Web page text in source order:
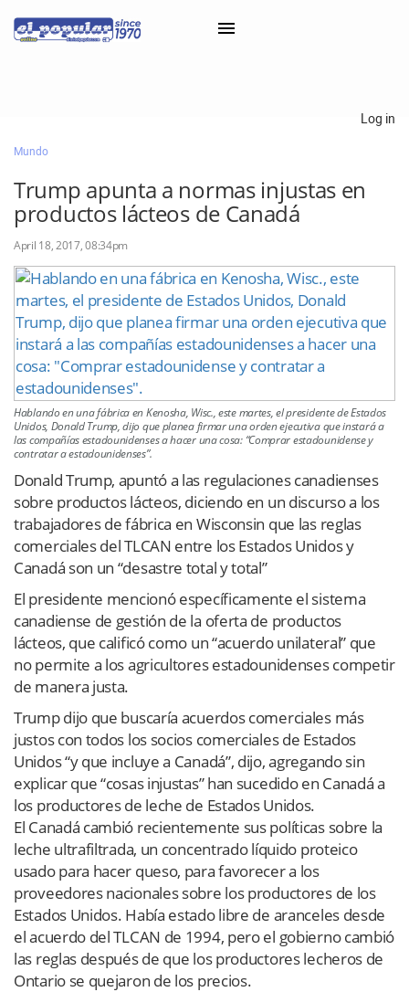
Classifieds
Categorías
Iniciar sesión con Clascal
×
Log in
Mundo
Trump apunta a normas injustas en
productos lácteos de Canadá
April 18, 2017, 08:34pm
Hablando en una fábrica en Kenosha, Wisc., este martes, el presidente de Estados
Unidos, Donald Trump, dijo que planea firmar una orden ejecutiva que instará a
las compañías estadounidenses a hacer una cosa: “Comprar estadounidense y
contratar a estadounidenses”.
Donald Trump, apuntó a las regulaciones canadienses
sobre productos lácteos, diciendo en un discurso a los
trabajadores de fábrica en Wisconsin que las reglas
comerciales del TLCAN entre los Estados Unidos y
Canadá son un “desastre total y total”
El presidente mencionó específicamente el sistema
canadiense de gestión de la oferta de productos
lácteos, que calificó como un “acuerdo unilateral” que
no permite a los agricultores estadounidenses competir
de manera justa.
Trump dijo que buscaría acuerdos comerciales más
justos con todos los socios comerciales de Estados
Unidos “y que incluye a Canadá”, dijo, agregando sin
explicar que “cosas injustas” han sucedido en Canadá a
los productores de leche de Estados Unidos.
El Canadá cambió recientemente sus políticas sobre la
leche ultrafiltrada, un concentrado líquido proteico
usado para hacer queso, para favorecer a los
proveedores nacionales sobre los productores de los
Estados Unidos. Había estado libre de aranceles desde
el acuerdo del TLCAN de 1994, pero el gobierno cambió
las reglas después de que los productores lecheros de
Ontario se quejaron de los precios.